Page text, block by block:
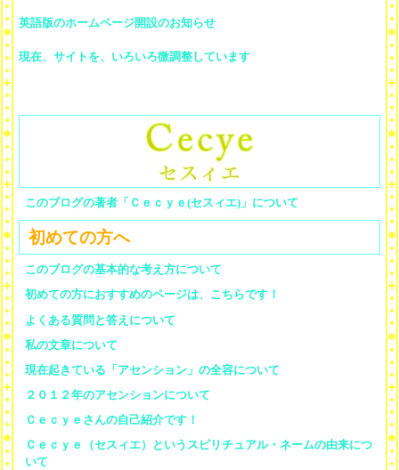
英語版のホームページ開設のお知らせ
現在、サイトを、いろいろ微調整しています
このブログの著者「Ｃｅｃｙｅ(セスィエ)」について
初めての方へ
このブログの基本的な考え方について
初めての方におすすめのページは、こちらです！
よくある質問と答えについて
私の文章について
現在起きている「アセンション」の全容について
２０１２年のアセンションについて
Ｃｅｃｙｅさんの自己紹介です！
Ｃｅｃｙｅ（セスィエ）というスピリチュアル・ネームの由来につ
いて